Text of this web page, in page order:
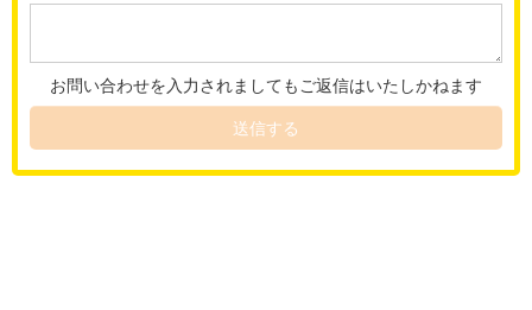
お問い合わせを入力されましてもご返信はいたしかねます
送信する